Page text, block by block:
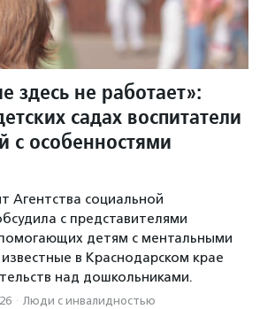
здесь не работает»:
садах воспитатели
с особенностями
Агентства социальной
с представителями
детям с ментальными
в Краснодарском крае
над дошкольниками.
· Люди с инвалидностью